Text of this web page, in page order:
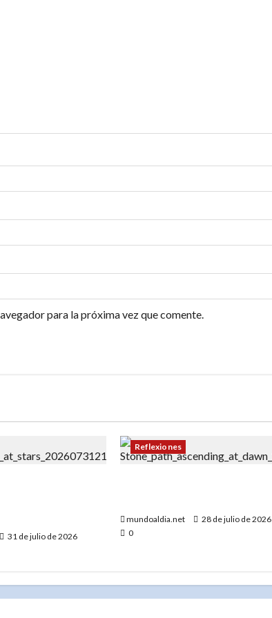
para la próxima vez que comente.
31 de julio de 2026
Reflexiones
mundoaldia.net
28 de julio de 2026
0